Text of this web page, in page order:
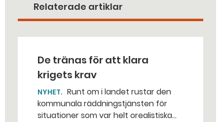
Relaterade artiklar
De tränas för att klara
krigets krav
NYHET
kommunala räddningstjänsten för
situationer som var helt orealistiska